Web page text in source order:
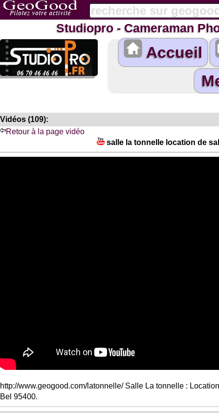
Studiopro - Cameraman
Accueil
Vidéos (109):
Retour à la page vidéo
salle la tonnelle location de
http://www.geogood.com/latonnelle/ Salle La tonnelle :
Bel 95400.